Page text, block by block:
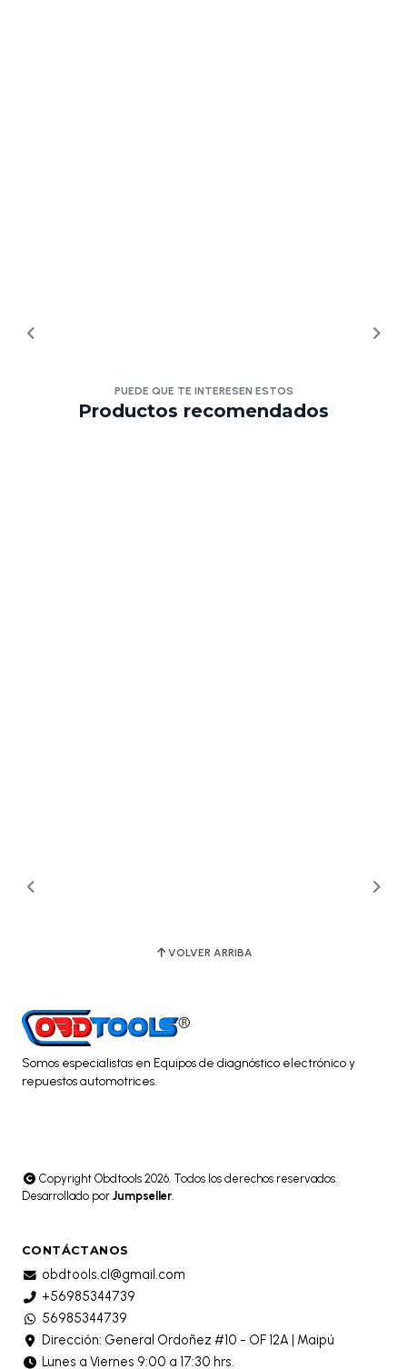
PUEDE QUE TE INTERESEN ESTOS
Productos recomendados
VOLVER ARRIBA
Somos especialistas en Equipos de diagnóstico electrónico y
repuestos automotrices.
Copyright Obdtools 2026. Todos los derechos reservados.
Desarrollado por Jumpseller
CONTÁCTANOS
obdtools.cl@gmail.com
+56985344739
56985344739
Dirección: General Ordoñez #10 - OF 12A | Maipú
Lunes a Viernes 9:00 a 17:30 hrs.